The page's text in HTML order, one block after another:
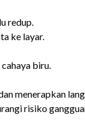
redup.
ke layar.
biru.
menerapkan
risiko